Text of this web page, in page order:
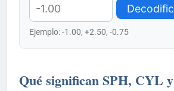
Ejemplo: -1.00, +2.50, -0.75
Qué significan SPH, CYL